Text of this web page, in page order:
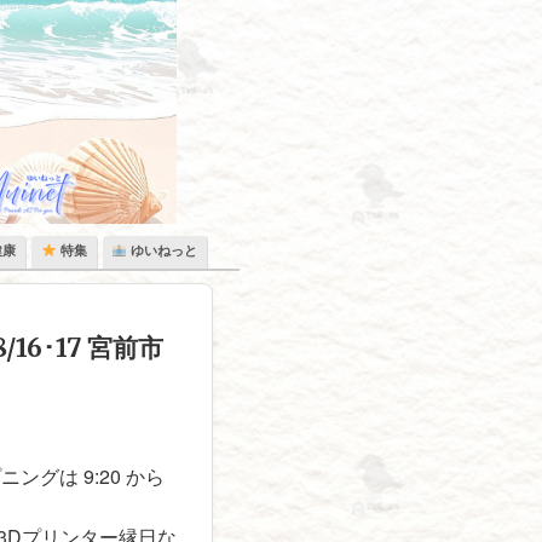
特集 ゆいねっと
･17 宮前市
ングは 9:20 から
プリンター縁日な